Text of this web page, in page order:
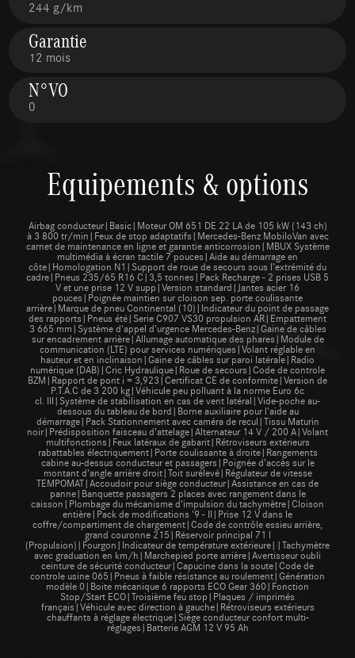
244 g/km
Garantie
12 mois
N°VO
0
Equipements & options
Airbag conducteur|Basic|Moteur OM 651 DE 22 LA de 105 kW (143 ch)
à 3 800 tr/min|Feux de stop adaptatifs|Mercedes-Benz MobiloVan avec
carnet de maintenance en ligne et garantie anticorrosion|MBUX Système
multimédia à écran tactile 7 pouces|Aide au démarrage en
côte|Homologation N1|Support de roue de secours sous l’extrémité du
cadre|Pneus 235/65 R16 C|3,5 tonnes|Pack Recharge - 2 prises USB 5
V et une prise 12 V supp|Version standard|Jantes acier 16
pouces|Poignée maintien sur cloison sep. porte coulissante
arrière|Marque de pneu Continental (10)|Indicateur du point de passage
des rapports|Pneus été|Serie C907 VS30 propulsion AR|Empattement
3 665 mm|Système d'appel d'urgence Mercedes-Benz|Gaine de câbles
sur encadrement arrière|Allumage automatique des phares|Module de
communication (LTE) pour services numériques|Volant réglable en
hauteur et en inclinaison|Gaine de câbles sur paroi latérale|Radio
numérique (DAB)|Cric Hydraulique|Roue de secours|Code de controle
BZM|Rapport de pont i = 3,923|Certificat CE de conformite|Version de
P.T.A.C de 3 200 kg|Véhicule peu polluant à la norme Euro 6c
cl. III|Système de stabilisation en cas de vent latéral|Vide-poche au-
dessous du tableau de bord|Borne auxiliaire pour l'aide au
démarrage|Pack Stationnement avec caméra de recul|Tissu Maturin
noir|Prédisposition faisceau d’attelage|Alternateur 14 V / 200 A|Volant
multifonctions|Feux latéraux de gabarit|Rétroviseurs extérieurs
rabattables électriquement|Porte coulissante à droite|Rangements
cabine au-dessus conducteur et passagers|Poignée d’accès sur le
montant d’angle arrière droit|Toit surélevé|Régulateur de vitesse
TEMPOMAT|Accoudoir pour siège conducteur|Assistance en cas de
panne|Banquette passagers 2 places avec rangement dans le
caisson|Plombage du mécanisme d’impulsion du tachymètre|Cloison
entière|Pack de modifications '9 - II|Prise 12 V dans le
coffre/compartiment de chargement|Code de contrôle essieu arrière,
grand couronne 215|Réservoir principal 71 l
(Propulsion)|Fourgon|Indicateur de température extérieure||Tachymètre
avec graduation en km/h|Marchepied porte arrière|Avertisseur oubli
ceinture de sécurité conducteur|Capucine dans la soute|Code de
controle usine 065|Pneus à faible résistance au roulement|Génération
modèle 0|Boite mécanique 6 rapports ECO Gear 360|Fonction
Stop/Start ECO|Troisième feu stop|Plaques / imprimés
français|Véhicule avec direction à gauche|Rétroviseurs extérieurs
chauffants à réglage électrique|Siège conducteur confort multi-
réglages|Batterie AGM 12 V 95 Ah